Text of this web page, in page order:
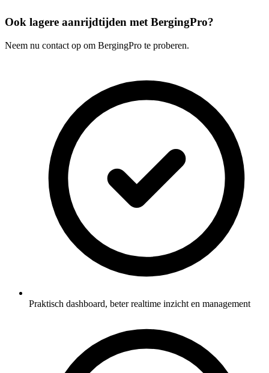
Ook lagere aanrijdtijden met BergingPro?
Neem nu contact op om BergingPro te proberen.
Praktisch dashboard, beter realtime inzicht en management